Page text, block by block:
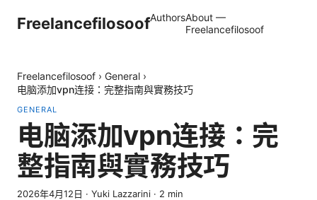
FreelancefilosoofAuthorsAbout —
Freelancefilosoof
Freelancefilosoof › General ›
电脑添加vpn连接：完整指南與實務技巧
GENERAL
电脑添加vpn连接：完
整指南與實務技巧
2026年4月12日 · Yuki Lazzarini · 2 min